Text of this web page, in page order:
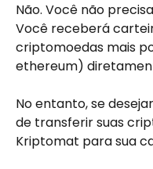
Não. Você não
Você receberá
criptomoedas mais
ethereum)
No entanto, se
de transferir suas
Kriptomat para sua